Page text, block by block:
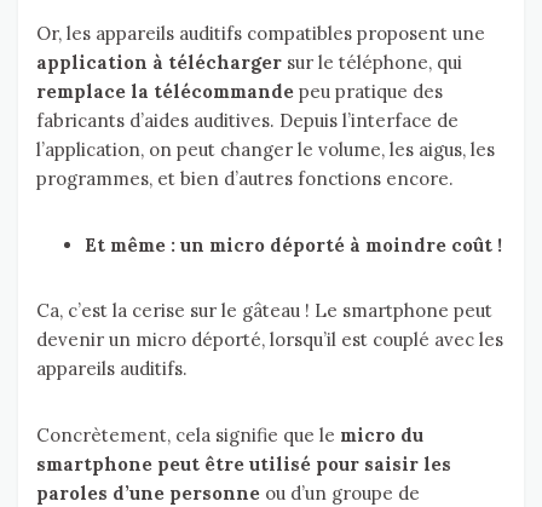
Or, les appareils auditifs compatibles proposent une
application à télécharger sur le téléphone, qui
remplace la télécommande peu pratique des
fabricants d’aides auditives. Depuis l’interface de
l’application, on peut changer le volume, les aigus, les
programmes, et bien d’autres fonctions encore.
Et même : un micro déporté à moindre coût !
Ca, c’est la cerise sur le gâteau ! Le smartphone peut
devenir un micro déporté, lorsqu’il est couplé avec les
appareils auditifs.
Concrètement, cela signifie que le micro du
smartphone peut être utilisé pour saisir les
paroles d’une personne ou d’un groupe de